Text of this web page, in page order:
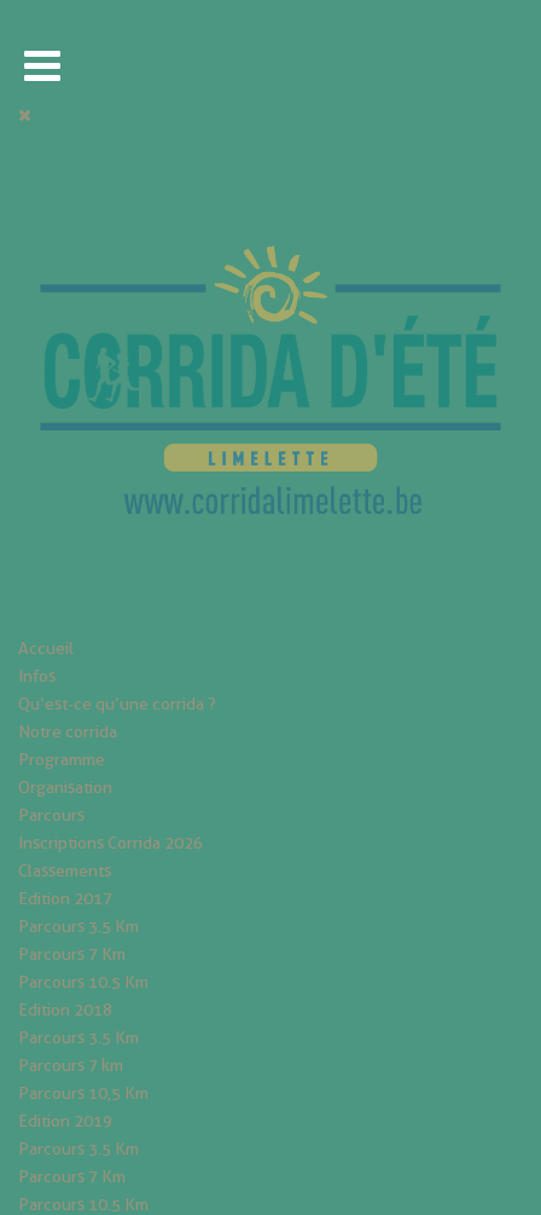
Accueil
Infos
Qu’est-ce qu’une corrida ?
Notre corrida
Programme
Organisation
Parcours
Inscriptions Corrida 2026
Classements
Edition 2017
Parcours 3.5 Km
Parcours 7 Km
Parcours 10.5 Km
Edition 2018
Parcours 3.5 Km
Parcours 7 km
Parcours 10,5 Km
Edition 2019
Parcours 3.5 Km
Parcours 7 Km
Parcours 10.5 Km